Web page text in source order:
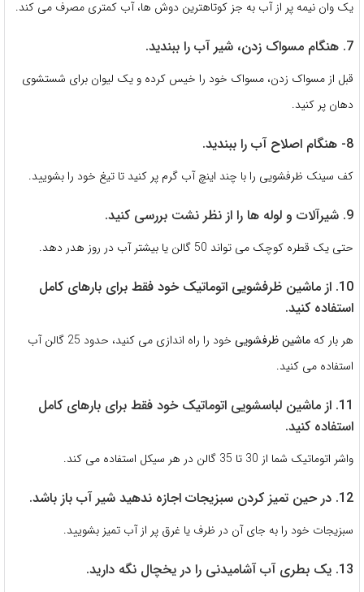
یک وان نیمه پر از آب به جز کوتاهترین دوش ها، آب کمتری مصرف می کند.
7. هنگام مسواک زدن، شیر آب را ببندید.
قبل از مسواک زدن، مسواک خود را خیس کرده و یک لیوان برای شستشوی
دهان پر کنید.
8- هنگام اصلاح آب را ببندید.
کف سینک ظرفشویی را با چند اینچ آب گرم پر کنید تا تیغ خود را بشویید.
9. شیرآلات و لوله ها را از نظر نشت بررسی کنید.
حتی یک قطره کوچک می تواند 50 گالن یا بیشتر آب در روز هدر دهد.
10. از ماشین ظرفشویی اتوماتیک خود فقط برای بارهای کامل
استفاده کنید.
هر بار که ماشین ظرفشویی
خود را راه اندازی می کنید، حدود 25 گالن آب
استفاده می کنید.
11. از ماشین لباسشویی اتوماتیک خود فقط برای بارهای کامل
استفاده کنید.
واشر اتوماتیک شما از 30 تا 35 گالن در هر سیکل استفاده می کند.
12. در حین تمیز کردن سبزیجات اجازه ندهید شیر آب باز باشد.
سبزیجات خود را به جای آن در ظرف یا غرق پر از آب تمیز بشویید.
13. یک بطری آب آشامیدنی را در یخچال نگه دارید.